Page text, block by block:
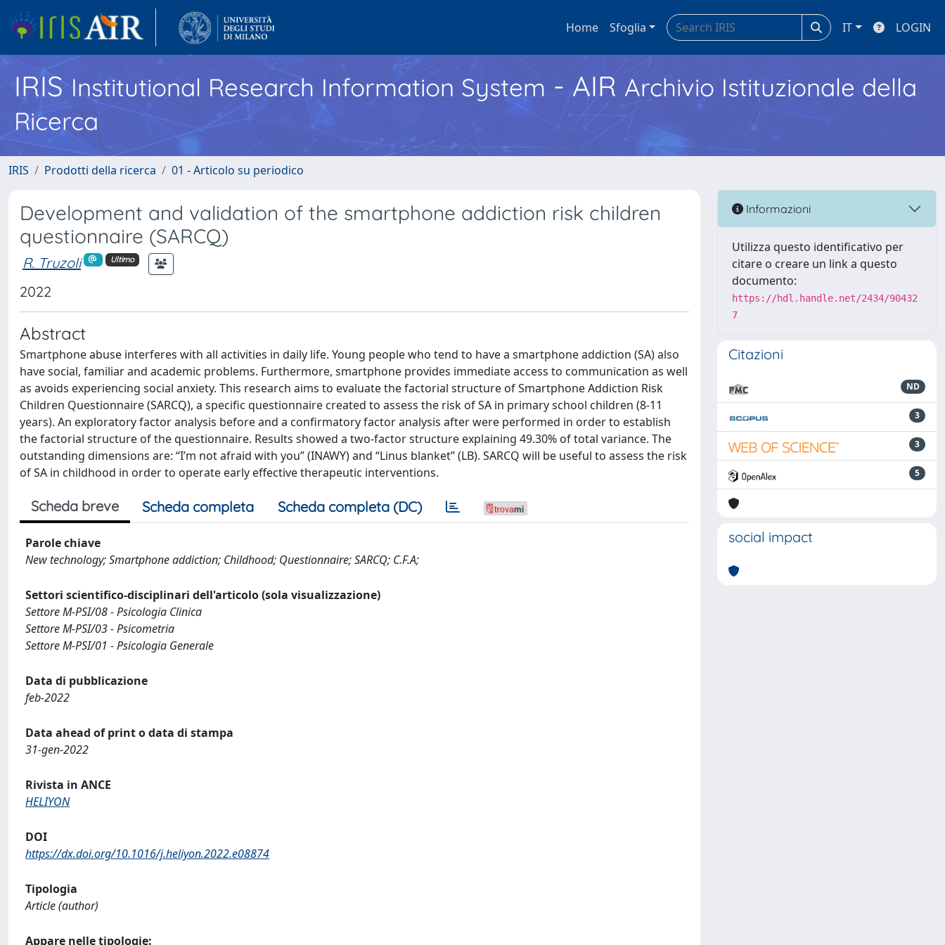
Home Sfoglia IT LOGIN
IRISInstitutional Research Information System - AIR Archivio Istituzionale della
Ricerca
IRIS Prodotti della ricerca 01 - Articolo su periodico
Development and validation of the smartphone addiction risk children
questionnaire (SARCQ)
R. Truzoli Ultimo
2022
Abstract
Smartphone abuse interferes with all activities in daily life. Young people who tend to have a smartphone addiction (SA) also
have social, familiar and academic problems. Furthermore, smartphone provides immediate access to communication as well
as avoids experiencing social anxiety. This research aims to evaluate the factorial structure of Smartphone Addiction Risk
Children Questionnaire (SARCQ), a specific questionnaire created to assess the risk of SA in primary school children (8-11
years). An exploratory factor analysis before and a confirmatory factor analysis after were performed in order to establish
the factorial structure of the questionnaire. Results showed a two-factor structure explaining 49.30% of total variance. The
outstanding dimensions are: “I’m not afraid with you” (INAWY) and “Linus blanket” (LB). SARCQ will be useful to assess the risk
of SA in childhood in order to operate early effective therapeutic interventions.
Scheda breve Scheda completa Scheda completa (DC)
Parole chiave
New technology; Smartphone addiction; Childhood; Questionnaire; SARCQ; C.F.A;
Settori scientifico-disciplinari dell'articolo (sola visualizzazione)
Settore M-PSI/08 - Psicologia Clinica
Settore M-PSI/03 - Psicometria
Settore M-PSI/01 - Psicologia Generale
Data di pubblicazione
feb-2022
Data ahead of print o data di stampa
31-gen-2022
Rivista in ANCE
HELIYON
DOI
https://dx.doi.org/10.1016/j.heliyon.2022.e08874
Tipologia
Article (author)
Appare nelle tipologie:
Informazioni
Utilizza questo identificativo per
citare o creare un link a questo
documento:
https://hdl.handle.net/2434/90432
7
Citazioni
ND
3
3
5
social impact